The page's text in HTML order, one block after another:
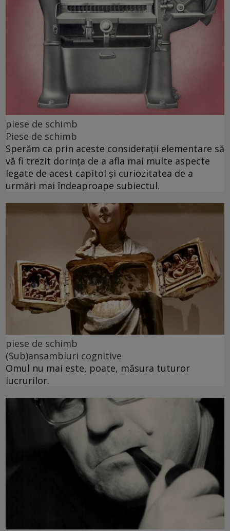
piese de schimb
Piese de schimb
Sperăm ca prin aceste considerații elementare să
vă fi trezit dorința de a afla mai multe aspecte
legate de acest capitol și curiozitatea de a
urmări mai îndeaproape subiectul.
piese de schimb
(Sub)ansambluri cognitive
Omul nu mai este, poate, măsura tuturor
lucrurilor.